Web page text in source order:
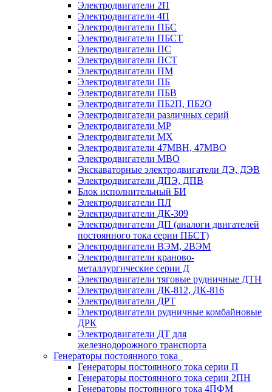
Электродвигатели 2П
Электродвигатели 4П
Электродвигатели ПБС
Электродвигатели ПБСТ
Электродвигатели ПС
Электродвигатели ПСТ
Электродвигатели ПМ
Электродвигатели ПБ
Электродвигатели ПБВ
Электродвигатели ПБ2П, ПБ2О
Электродвигатели различных серий
Электродвигатели МР
Электродвигатели MX
Электродвигатели 47MBH, 47МВО
Электродвигатели MBO
Экскаваторные электродвигатели ДЭ, ДЭВ
Электродвигатели ДПЭ, ДПВ
Блок исполнительный БИ
Электродвигатели ПЛ
Электродвигатели ДК-309
Электродвигатели ДП (аналоги двигателей
постоянного тока серии ПБСТ)
Электродвигатели ВЭМ, 2ВЭМ
Электродвигатели краново-
металлургические серии Д
Электродвигатели тяговые рудничные ДТН
Электродвигатели ДК-812, ДК-816
Электродвигатели ДРТ
Электродвигатели рудничные комбайновые
ДРК
Электродвигатели ДТ для
железнодорожного транспорта
Генераторы постоянного тока
Генераторы постоянного тока серии П
Генераторы постоянного тока серии 2ПН
Генераторы постоянного тока 4ПФМ